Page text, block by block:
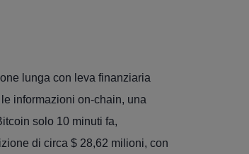
lunga con leva finanziaria
informazioni on-chain, una
solo 10 minuti fa,
di circa $ 28,62 milioni, con